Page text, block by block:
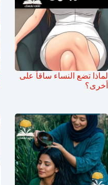
لماذا تضع النساء ساقاً على
أخرى؟